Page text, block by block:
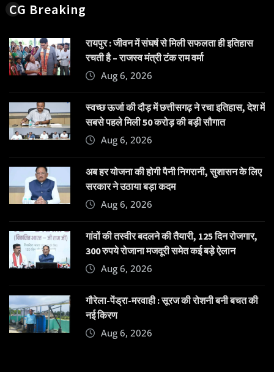
CG Breaking
रायपुर : जीवन में संघर्ष से मिली सफलता ही इतिहास
रचती है – राजस्व मंत्री टंक राम वर्मा
Aug 6, 2026
स्वच्छ ऊर्जा की दौड़ में छत्तीसगढ़ ने रचा इतिहास, देश में
सबसे पहले मिली 50 करोड़ की बड़ी सौगात
Aug 6, 2026
अब हर योजना की होगी पैनी निगरानी, सुशासन के लिए
सरकार ने उठाया बड़ा कदम
Aug 6, 2026
गांवों की तस्वीर बदलने की तैयारी, 125 दिन रोजगार,
300 रुपये रोजाना मजदूरी समेत कई बड़े ऐलान
Aug 6, 2026
गौरेला-पेंड्रा-मरवाही : सूरज की रोशनी बनी बचत की
नई किरण
Aug 6, 2026